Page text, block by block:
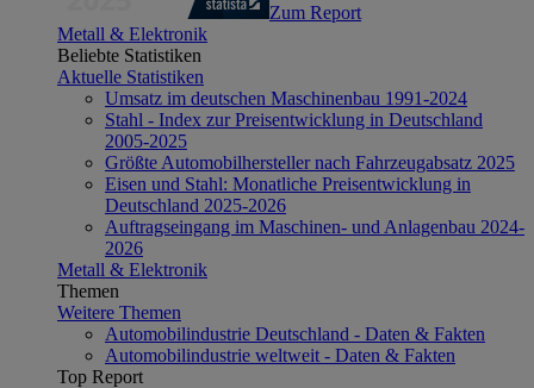
Zum Report
Metall & Elektronik
Beliebte Statistiken
Aktuelle Statistiken
Umsatz im deutschen Maschinenbau 1991-2024
Stahl - Index zur Preisentwicklung in Deutschland
2005-2025
Größte Automobilhersteller nach Fahrzeugabsatz 2025
Eisen und Stahl: Monatliche Preisentwicklung in
Deutschland 2025-2026
Auftragseingang im Maschinen- und Anlagenbau 2024-
2026
Metall & Elektronik
Themen
Weitere Themen
Automobilindustrie Deutschland - Daten & Fakten
Automobilindustrie weltweit - Daten & Fakten
Top Report